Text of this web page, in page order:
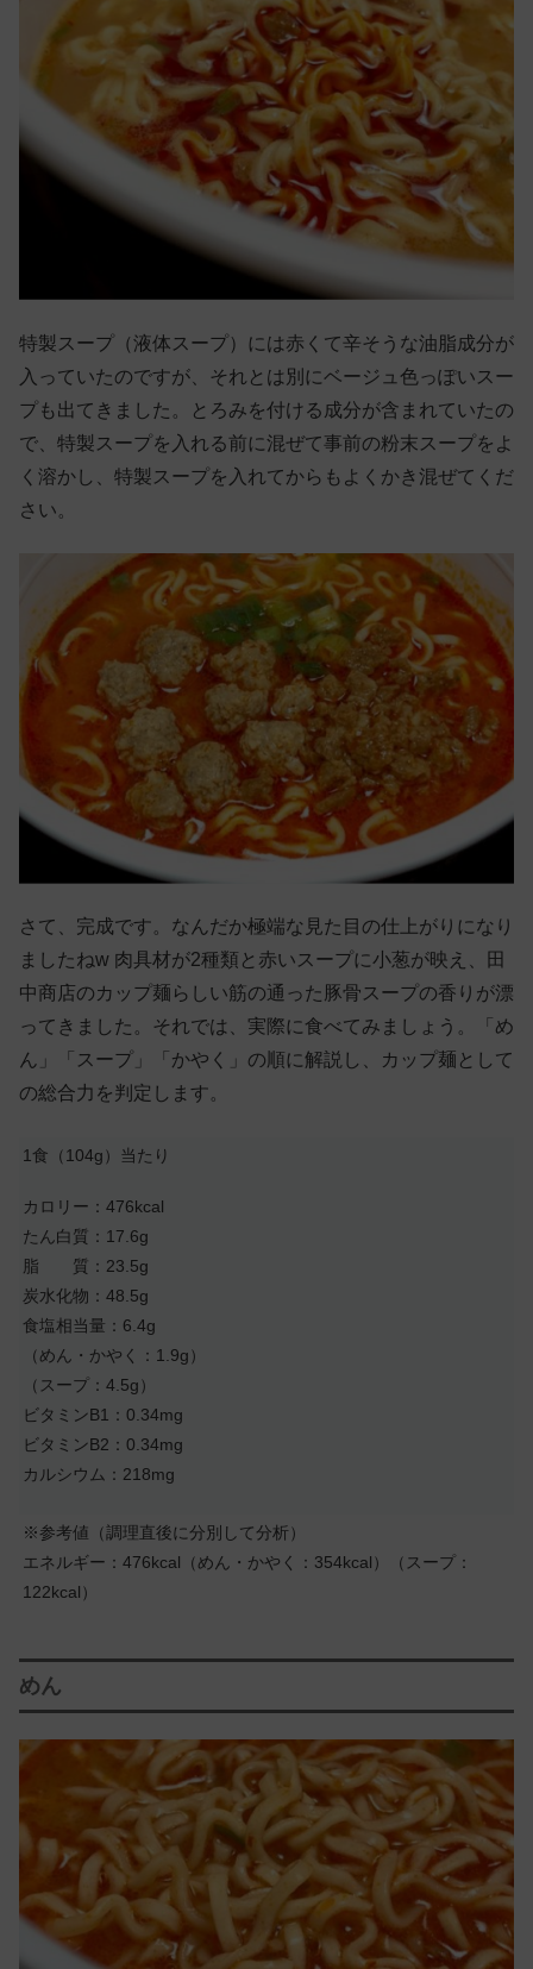
特製スープ（液体スープ）には赤くて辛そうな油脂成分が
入っていたのですが、それとは別にベージュ色っぽいスー
プも出てきました。とろみを付ける成分が含まれていたの
で、特製スープを入れる前に混ぜて事前の粉末スープをよ
く溶かし、特製スープを入れてからもよくかき混ぜてくだ
さい。
さて、完成です。なんだか極端な見た目の仕上がりになり
ましたねw 肉具材が2種類と赤いスープに小葱が映え、田
中商店のカップ麺らしい筋の通った豚骨スープの香りが漂
ってきました。それでは、実際に食べてみましょう。「め
ん」「スープ」「かやく」の順に解説し、カップ麺として
の総合力を判定します。
1食（104g）当たり
カロリー：476kcal
たん白質：17.6g
脂 質：23.5g
炭水化物：48.5g
食塩相当量：6.4g
（めん・かやく：1.9g）
（スープ：4.5g）
ビタミンB1：0.34mg
ビタミンB2：0.34mg
カルシウム：218mg
※参考値（調理直後に分別して分析）
エネルギー：476kcal（めん・かやく：354kcal）（スープ：
122kcal）
めん